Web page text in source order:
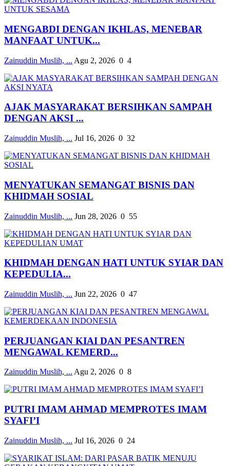
MENGABDI DENGAN IKHLAS, MENEBAR
MANFAAT UNTUK...
Zainuddin Muslih, ... Agu 2, 2026 0 4
AJAK MASYARAKAT BERSIHKAN SAMPAH
DENGAN AKSI ...
Zainuddin Muslih, ... Jul 16, 2026 0 32
MENYATUKAN SEMANGAT BISNIS DAN
KHIDMAH SOSIAL
Zainuddin Muslih, ... Jun 28, 2026 0 55
KHIDMAH DENGAN HATI UNTUK SYIAR DAN
KEPEDULIA...
Zainuddin Muslih, ... Jun 22, 2026 0 47
PERJUANGAN KIAI DAN PESANTREN
MENGAWAL KEMERD...
Zainuddin Muslih, ... Agu 2, 2026 0 8
PUTRI IMAM AHMAD MEMPROTES IMAM
SYAFI’I
Zainuddin Muslih, ... Jul 16, 2026 0 24